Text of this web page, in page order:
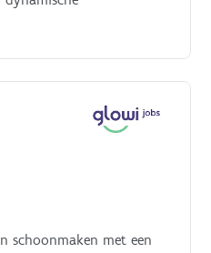
schoonmaken met een